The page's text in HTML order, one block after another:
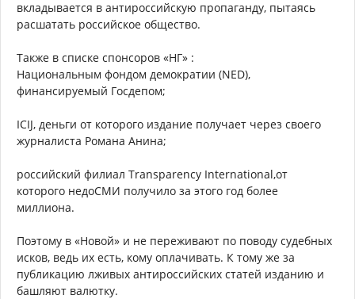
вкладывается в антироссийскую пропаганду, пытаясь
расшатать российское общество.
Также в списке спонсоров «НГ» :
Национальным фондом демократии (NED),
финансируемый Госдепом;
ICIJ, деньги от которого издание получает через своего
журналиста Романа Анина;
российский филиал Transparency International,от
которого недоСМИ получило за этого год более
миллиона.
Поэтому в «Новой» и не переживают по поводу судебных
исков, ведь их есть, кому оплачивать. К тому же за
публикацию лживых антироссийских статей изданию и
башляют валютку.